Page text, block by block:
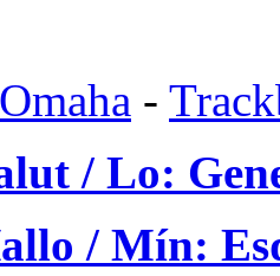
Omaha -
/ Lo:
/ Mín: